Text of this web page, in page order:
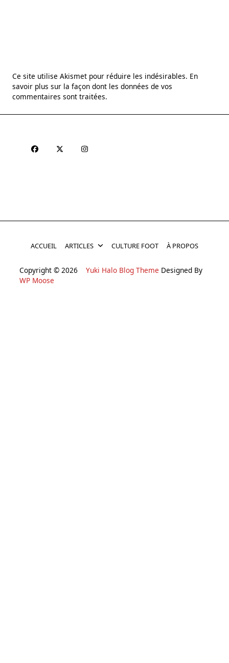
Ce site utilise Akismet pour réduire les indésirables. En
savoir plus sur la façon dont les données de vos
commentaires sont traitées.
ACCUEIL ARTICLES CULTURE FOOT À PROPOS
Copyright © 2026 Yuki Halo Blog Theme Designed By
WP Moose